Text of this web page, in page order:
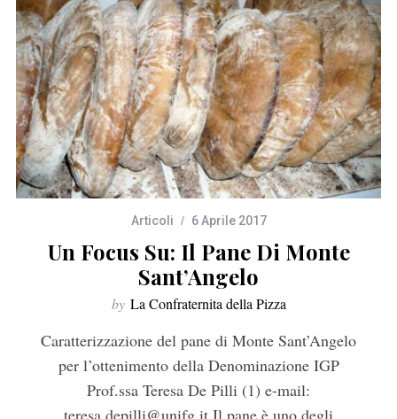
Articoli 6 Aprile 2017
Un Focus Su: Il Pane Di Monte
Sant’Angelo
by La Confraternita della Pizza
Caratterizzazione del pane di Monte Sant’Angelo
per l’ottenimento della Denominazione IGP
Prof.ssa Teresa De Pilli (1) e-mail: